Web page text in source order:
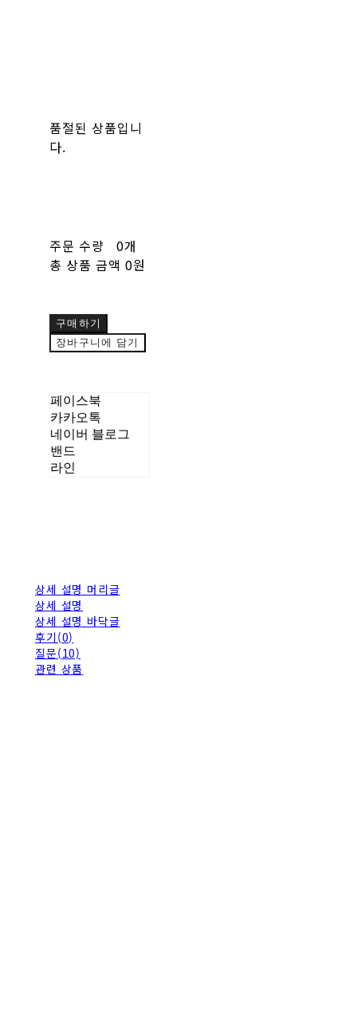
품절된 상품입니
다.
주문 수량
0개
총 상품 금액 0원
구매하기
장바구니에 담기
페이스북
카카오톡
네이버 블로그
밴드
라인
상세 설명 머리글
상세 설명
상세 설명 바닥글
후기(0)
질문(10)
관련 상품